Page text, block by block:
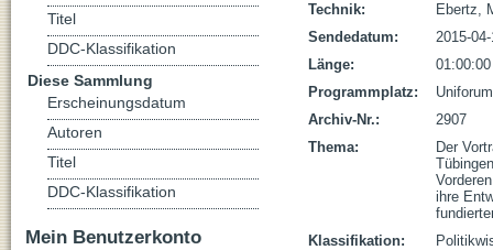
Technik:
Ebertz,
Sendedatum:
2015-
Länge:
01:00:00
Programmplatz:
Uniforum
Archiv-Nr.:
2907
Thema:
Der
ihre
Klassifikation:
Titel
DDC-Klassifikation
Diese Sammlung
Erscheinungsdatum
Autoren
Titel
DDC-Klassifikation
Mein Benutzerkonto